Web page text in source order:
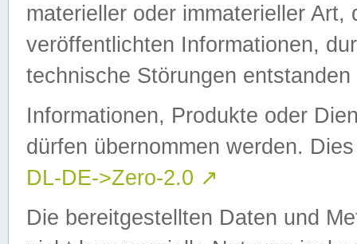
materieller oder immaterieller
veröffentlichten Informationen,
technische Störungen
Informationen, Produkte oder
dürfen übernommen werden.
DL-DE->Zero-2.0 ↗
Die bereitgestellten Daten und